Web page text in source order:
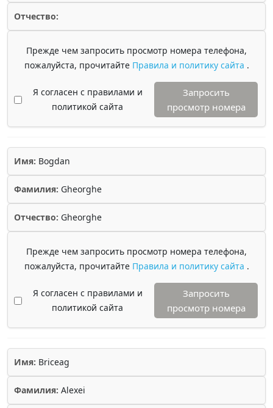
Отчество:
Прежде чем запросить просмотр номера телефона,
пожалуйста, прочитайте Правила и политику сайта .
Я согласен с правилами и
политикой сайта
Запросить
просмотр номера
Имя: Bogdan
Фамилия: Gheorghe
Отчество: Gheorghe
Прежде чем запросить просмотр номера телефона,
пожалуйста, прочитайте Правила и политику сайта .
Я согласен с правилами и
политикой сайта
Запросить
просмотр номера
Имя: Briceag
Фамилия: Alexei